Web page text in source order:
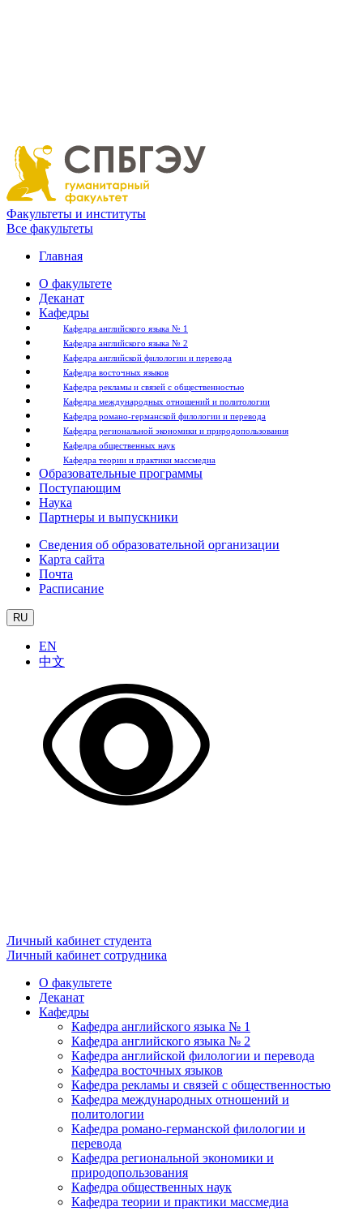
Факультеты и институты
Все факультеты
Главная
О факультете
Деканат
Кафедры
Кафедра английского языка № 1
Кафедра английского языка № 2
Кафедра английской филологии и перевода
Кафедра восточных языков
Кафедра рекламы и связей с общественностью
Кафедра международных отношений и политологии
Кафедра романо-германской филологии и перевода
Кафедра региональной экономики и природопользования
Кафедра общественных наук
Кафедра теории и практики массмедиа
Образовательные программы
Поступающим
Наука
Партнеры и выпускники
Сведения об образовательной организации
Карта сайта
Почта
Расписание
RU
EN
中文
Личный кабинет студента
Личный кабинет сотрудника
О факультете
Деканат
Кафедры
Кафедра английского языка № 1
Кафедра английского языка № 2
Кафедра английской филологии и перевода
Кафедра восточных языков
Кафедра рекламы и связей с общественностью
Кафедра международных отношений и
политологии
Кафедра романо-германской филологии и
перевода
Кафедра региональной экономики и
природопользования
Кафедра общественных наук
Кафедра теории и практики массмедиа